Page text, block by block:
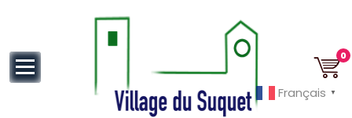
0
Français ▼